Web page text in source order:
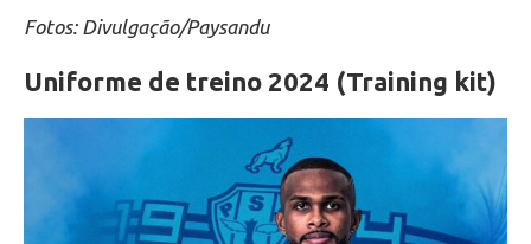
Fotos: Divulgação/Paysandu
Uniforme de treino 2024 (Training kit)